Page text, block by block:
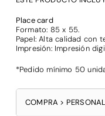
Place card
Formato: 85 x 55.
Papel: Alta calidad con
Impresión: Impresión
*Pedido mínimo 50
COMPRA >